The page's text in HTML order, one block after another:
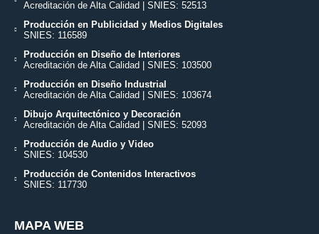
Acreditación de Alta Calidad | SNIES: 52513
Producción en Publicidad y Medios Digitales
SNIES: 116589
Producción en Diseño de Interiores
Acreditación de Alta Calidad | SNIES: 103500
Producción en Diseño Industrial
Acreditación de Alta Calidad | SNIES: 103674
Dibujo Arquitectónico y Decoración
Acreditación de Alta Calidad | SNIES: 52093
Producción de Audio y Video
SNIES: 104530
Producción de Contenidos Interactivos
SNIES: 117730
MAPA WEB